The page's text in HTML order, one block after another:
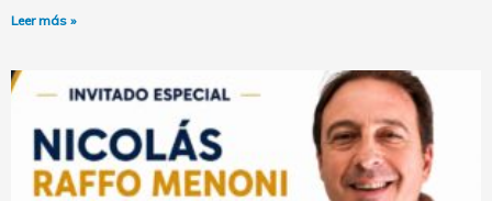
Leer más »